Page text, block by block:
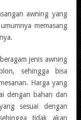
awning yang
memasang
jenis awning
sehingga bisa
Harga yang
dengan bahan dan
sesuai dengan
tidak akan